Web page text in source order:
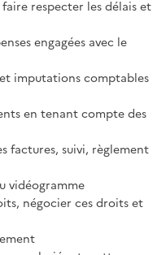
respecter les délais et
engagées avec le
imputations comptables
en tenant compte des
factures, suivi, règlement
vidéogramme
négocier ces droits et